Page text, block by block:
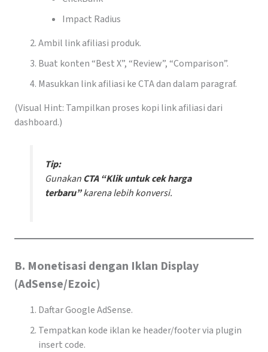
Impact Radius
Ambil link afiliasi produk.
Buat konten “Best X”, “Review”, “Comparison”.
Masukkan link afiliasi ke CTA dan dalam paragraf.
(Visual Hint: Tampilkan proses kopi link afiliasi dari
dashboard.)
Tip:
GunakanCTA “Klik untuk cek harga
terbaru”karena lebih konversi.
B. Monetisasi dengan Iklan Display
(AdSense/Ezoic)
Daftar Google AdSense.
Tempatkan kode iklan ke header/footer via plugin
insert code.